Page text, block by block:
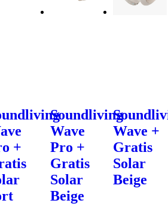
+
Soundliving
Wave
Pro +
Gratis
Solar
Beige
Wave +
Gratis
Solar
Beige